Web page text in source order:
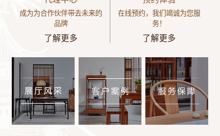
成为为合作伙伴带去未来的
品牌
了解更多
在线预约，我们竭诚为您服
务！
了解更多